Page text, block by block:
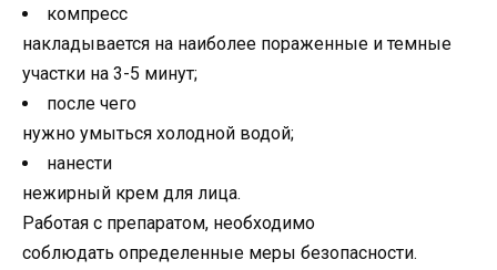
компресс
накладывается на наиболее пораженные и темные
участки на 3-5 минут;
после чего
нужно умыться холодной водой;
нанести
нежирный крем для лица.
Работая с препаратом, необходимо
соблюдать определенные меры безопасности.